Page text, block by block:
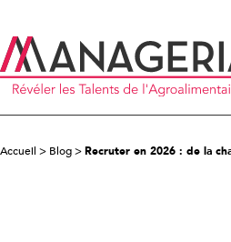
Accueil > Blog>Recruter en 2026 : de la